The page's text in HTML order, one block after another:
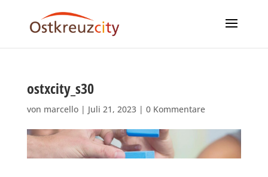
ostxcity_s30
von marcello| Juli 21, 2023| 0 Kommentare